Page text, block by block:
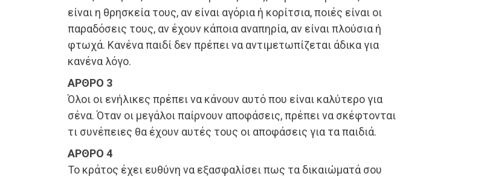
είναι η θρησκεία τους, αν είναι αγόρια ή κορίτσια, ποιές είναι οι
παραδόσεις τους, αν έχουν κάποια αναπηρία, αν είναι πλούσια ή
φτωχά. Κανένα παιδί δεν πρέπει να αντιμετωπίζεται άδικα για
κανένα λόγο.
ΑΡΘΡΟ 3
Όλοι οι ενήλικες πρέπει να κάνουν αυτό που είναι καλύτερο για
σένα. Όταν οι μεγάλοι παίρνουν αποφάσεις, πρέπει να σκέφτονται
τι συνέπειες θα έχουν αυτές τους οι αποφάσεις για τα παιδιά.
ΑΡΘΡΟ 4
Το κράτος έχει ευθύνη να εξασφαλίσει πως τα δικαιώματά σου